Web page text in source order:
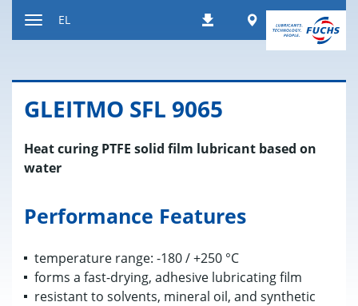
Λήψεις Worldwide
EL
GLEITMO SFL 9065
Heat curing PTFE solid film lubricant based on
water
Performance Features
temperature range: -180 / +250 °C
forms a fast-drying, adhesive lubricating film
resistant to solvents, mineral oil, and synthetic